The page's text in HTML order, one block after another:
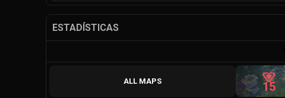
ESTADÍSTICAS
ALL MAPS 15